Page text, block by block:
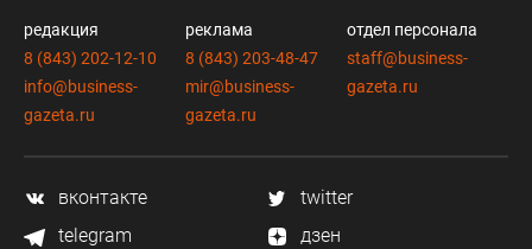
редакция
8 (843) 202-12-10
info@business-
gazeta.ru
реклама
8 (843) 203-48-47
mir@business-
gazeta.ru
отдел персонала
staff@business-
gazeta.ru
вконтакте
twitter
telegram
дзен